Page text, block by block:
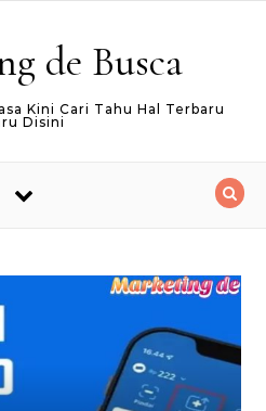
de Busca
Kini Cari Tahu Hal Terbaru
Disini